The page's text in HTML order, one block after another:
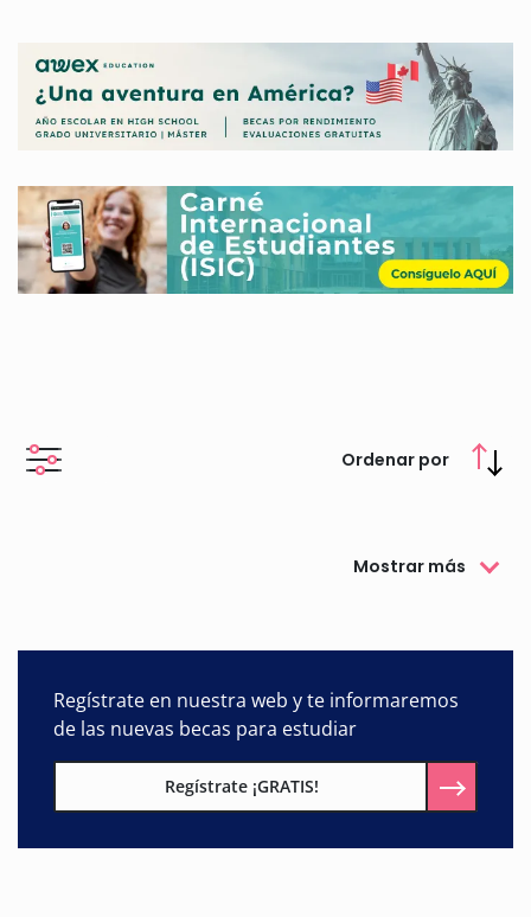
y becas dirigidas tanto a profesionales como a jóvenes
estudiantes.
Aquí te informamos de las becas, subvenciones y otras
ayudas convocadas por la Diputación de Cáceres.
Ordenar por
Mostrar más
Regístrate en nuestra web y te informaremos
de las nuevas becas para estudiar
Regístrate ¡GRATIS!